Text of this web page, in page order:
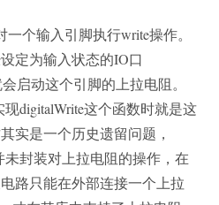
个输入引脚执行write操作。
定为输入状态的IO口
启动这个引脚的上拉电阻。
digitalWrite这个函数时就是这
实是一个历史遗留问题，
封装对上拉电阻的操作，在
路只能在外部连接一个上拉